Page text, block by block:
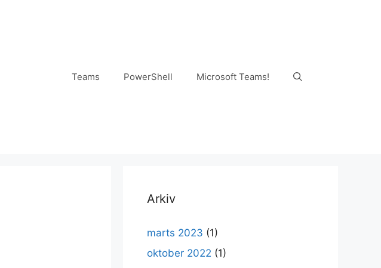
Teams PowerShell Microsoft Teams!
Arkiv
marts 2023 (1)
oktober 2022 (1)